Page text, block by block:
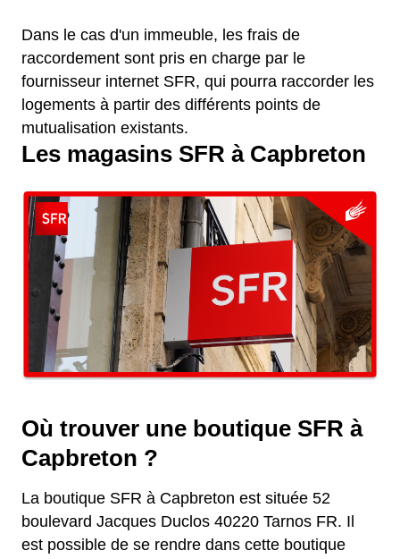
Dans le cas d'un immeuble, les frais de
raccordement sont pris en charge par le
fournisseur internet SFR, qui pourra raccorder les
logements à partir des différents points de
mutualisation existants.
Les magasins SFR à Capbreton
Où trouver une boutique SFR à
Capbreton ?
La boutique SFR à Capbreton est située 52
boulevard Jacques Duclos 40220 Tarnos FR. Il
est possible de se rendre dans cette boutique